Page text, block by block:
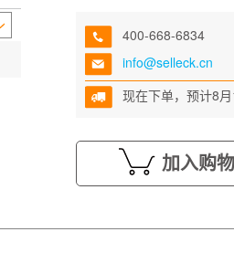
400-668-6834
info@selleck.cn
现在下单，预计8
加入购